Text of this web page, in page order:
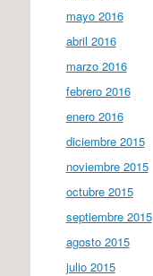
mayo 2016
abril 2016
marzo 2016
febrero 2016
enero 2016
diciembre 2015
noviembre 2015
octubre 2015
septiembre 2015
agosto 2015
julio 2015